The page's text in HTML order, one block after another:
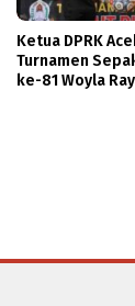
Ketua DPRK
Turnamen
ke-81 Woyla